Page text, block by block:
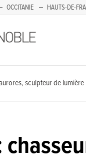
OCCITANIE HAUTS-DE-
sculpteur de lumière